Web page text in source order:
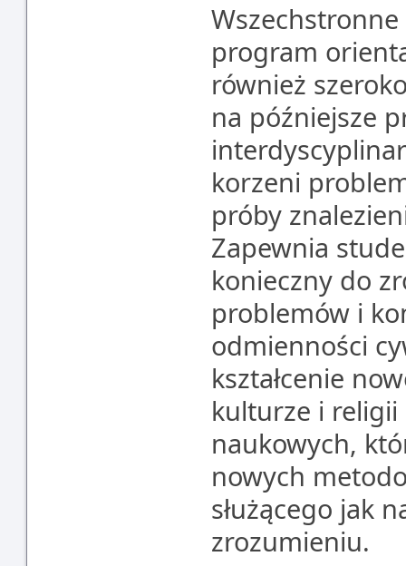
Wszechstronne
program
również
na późniejsze
korzeni
próby
Zapewnia
konieczny do
problemów i
odmienności
kształcenie
kulturze i
naukowych,
nowych
służącego jak
zrozumieniu.